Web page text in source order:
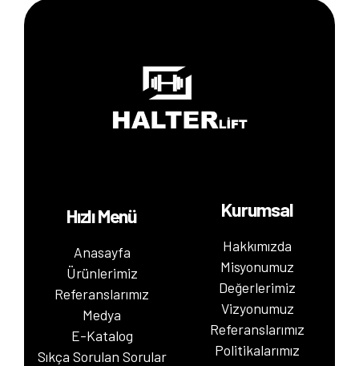
Hızlı Menü
Anasayfa
Ürünlerimiz
Referanslarımız
Medya
E-Katalog
Sıkça Sorulan Sorular
Kurumsal
Hakkımızda
Misyonumuz
Değerlerimiz
Vizyonumuz
Referanslarımız
Politikalarımız